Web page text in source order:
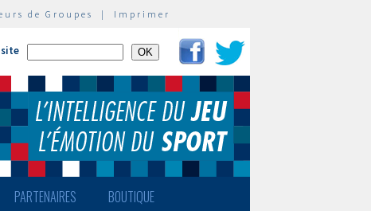
de Groupes | Imprimer
site
PARTENAIRES BOUTIQUE